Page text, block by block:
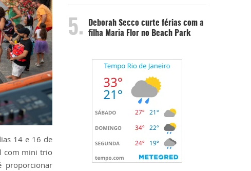
14 e 16 de
com mini trio
proporcionar
5.
Deborah Secco curte férias com a
filha Maria Flor no Beach Park